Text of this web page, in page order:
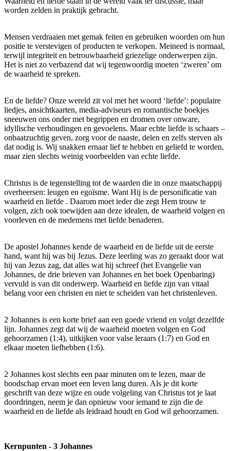
worden zelden in praktijk gebracht.
Mensen verdraaien met gemak feiten en gebruiken woorden om hun
positie te verstevigen of producten te verkopen. Meineed is normaal,
terwijl integriteit en betrouwbaarheid griezelige onderwerpen zijn.
Het is niet zo verbazend dat wij tegenwoordig moeten ‘zweren’ om
de waarheid te spreken.
En de liefde? Onze wereld zit vol met het woord ‘liefde’: populaire
liedjes, ansichtkaarten, media-adviseurs en romantische boekjes
sneeuwen ons onder met begrippen en dromen over onware,
idyllische verhoudingen en gevoelens. Maar echte liefde is schaars –
onbaatzuchtig geven, zorg voor de naaste, delen en zelfs sterven als
dat nodig is. Wij snakken ernaar lief te hebben en geliefd te worden,
maar zien slechts weinig voorbeelden van echte liefde.
Christus is de tegenstelling tot de waarden die in onze maatschappij
overheersen: leugen en egoïsme. Want Hij is de personificatie van
waarheid en liefde . Daarom moet ieder die zegt Hem trouw te
volgen, zich ook toewijden aan deze idealen, de waarheid volgen en
voorleven en de medemens met liefde benaderen.
De apostel Johannes kende de waarheid en de liefde uit de eerste
hand, want hij was bij Jezus. Deze leerling was zo geraakt door wat
hij van Jezus zag, dat alles wat hij schreef (het Evangelie van
Johannes, de drie brieven van Johannes en het boek Openbaring)
vervuld is van dit onderwerp. Waarheid en liefde zijn van vitaal
belang voor een christen en niet te scheiden van het christenleven.
2 Johannes is een korte brief aan een goede vriend en volgt dezelfde
lijn. Johannes zegt dat wij de waarheid moeten volgen en God
gehoorzamen (1:4), uitkijken voor valse leraars (1:7) en God en
elkaar moeten liefhebben (1:6).
2 Johannes kost slechts een paar minuten om te lezen, maar de
boodschap ervan moet een leven lang duren. Als je dit korte
geschrift van deze wijze en oude volgeling van Christus tot je laat
doordringen, neem je dan opnieuw voor iemand te zijn die de
waarheid en de liefde als leidraad houdt en God wil gehoorzamen.
Kernpunten - 3 Johannes